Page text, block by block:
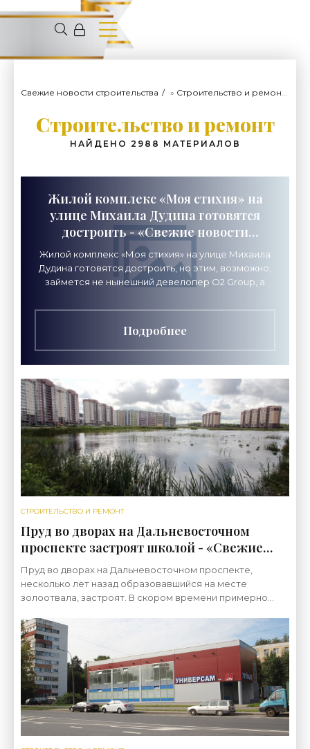
Свежие новости строительства » Строительство и ремонт
Строительство и ремонт
НАЙДЕНО 2988 МАТЕРИАЛОВ
Жилой комплекс «Моя стихия» на
улице Михаила Дудина готовятся
достроить - «Свежие новости
строительства»
Жилой комплекс «Моя стихия» на улице Михаила
Дудина готовятся достроить, но этим, возможно,
займется не нынешний девелопер O2 Group, а
Подробнее
СТРОИТЕЛЬСТВО И РЕМОНТ
Пруд во дворах на Дальневосточном
проспекте застроят школой - «Свежие
новости строительства»
Пруд во дворах на Дальневосточном проспекте,
несколько лет назад образовавшийся на месте
золоотвала, застроят. В скором времени примерно
Коллонтай,